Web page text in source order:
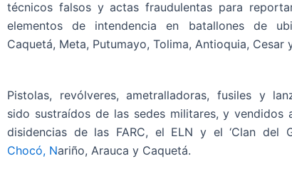
técnicos falsos y actas fraudulentas para
elementos de intendencia en batallones de
Caquetá, Meta, Putumayo, Tolima, Antioquia, Cesar
Pistolas, revólveres, ametralladoras, fusiles y
sido sustraídos de las sedes militares, y vendidos
disidencias de las FARC, el ELN y el ‘Clan del
Chocó, Nariño, Arauca y Caquetá.